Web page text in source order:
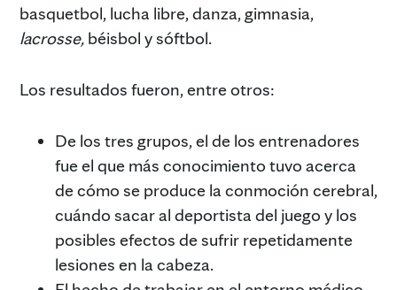
basquetbol, lucha libre, danza, gimnasia,
lacrosse, béisbol y sóftbol.
Los resultados fueron, entre otros:
De los tres grupos, el de los entrenadores
fue el que más conocimiento tuvo acerca
de cómo se produce la conmoción cerebral,
cuándo sacar al deportista del juego y los
posibles efectos de sufrir repetidamente
lesiones en la cabeza.